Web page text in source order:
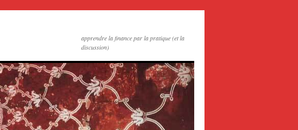
apprendre la finance par la pratique (et la
discussion)